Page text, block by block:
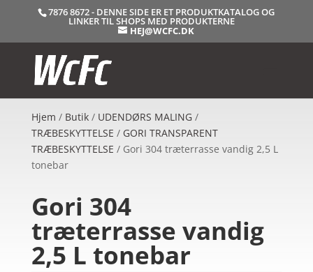
7876 8672 - DENNE SIDE ER ET PRODUKTKATALOG OG
LINKER TIL SHOPS MED PRODUKTERNE
HEJ@WCFC.DK
Hjem / Butik/ UDENDØRS MALING/
TRÆBESKYTTELSE / GORI TRANSPARENT
TRÆBESKYTTELSE / Gori 304 træterrasse vandig 2,5 L
tonebar
Gori 304
træterrasse vandig
2,5 L tonebar